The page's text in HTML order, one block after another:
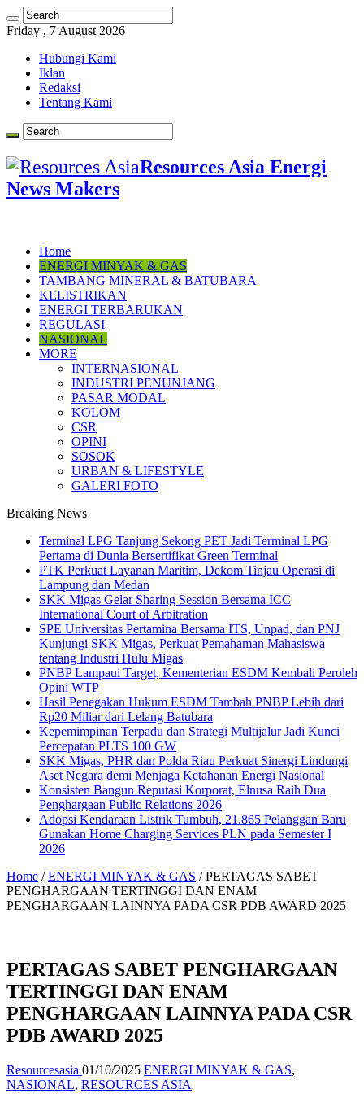
Friday , 7 August 2026
Hubungi Kami
Iklan
Redaksi
Tentang Kami
Resources Asia Energi
News Makers
Home
ENERGI MINYAK & GAS
TAMBANG MINERAL & BATUBARA
KELISTRIKAN
ENERGI TERBARUKAN
REGULASI
NASIONAL
MORE
INTERNASIONAL
INDUSTRI PENUNJANG
PASAR MODAL
KOLOM
CSR
OPINI
SOSOK
URBAN & LIFESTYLE
GALERI FOTO
Breaking News
Terminal LPG Tanjung Sekong PET Jadi Terminal LPG
Pertama di Dunia Bersertifikat Green Terminal
PTK Perkuat Layanan Maritim, Dekom Tinjau Operasi di
Lampung dan Medan
SKK Migas Gelar Sharing Session Bersama ICC
International Court of Arbitration
SPE Universitas Pertamina Bersama ITS, Unpad, dan PNJ
Kunjungi SKK Migas, Perkuat Pemahaman Mahasiswa
tentang Industri Hulu Migas
PNBP Lampaui Target, Kementerian ESDM Kembali Peroleh
Opini WTP
Hasil Penegakan Hukum ESDM Tambah PNBP Lebih dari
Rp20 Miliar dari Lelang Batubara
Kepemimpinan Terpadu dan Strategi Multijalur Jadi Kunci
Percepatan PLTS 100 GW
SKK Migas, PHR dan Polda Riau Perkuat Sinergi Lindungi
Aset Negara demi Menjaga Ketahanan Energi Nasional
Konsisten Bangun Reputasi Korporat, Elnusa Raih Dua
Penghargaan Public Relations 2026
Adopsi Kendaraan Listrik Tumbuh, 21.865 Pelanggan Baru
Gunakan Home Charging Services PLN pada Semester I
2026
Home / ENERGI MINYAK & GAS / PERTAGAS SABET
PENGHARGAAN TERTINGGI DAN ENAM
PENGHARGAAN LAINNYA PADA CSR PDB AWARD 2025
PERTAGAS SABET PENGHARGAAN
TERTINGGI DAN ENAM
PENGHARGAAN LAINNYA PADA CSR
PDB AWARD 2025
Resourcesasia 01/10/2025 ENERGI MINYAK & GAS,
NASIONAL, RESOURCES ASIA